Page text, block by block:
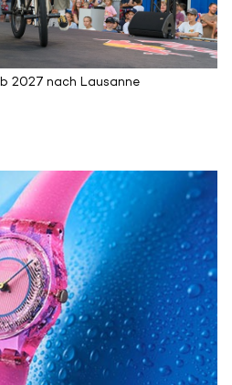
2027 nach Lausanne